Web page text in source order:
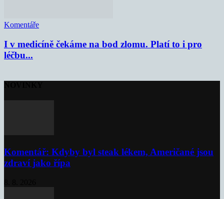
Komentáře
I v medicíně čekáme na bod zlomu. Platí to i pro
léčbu...
Komentář: Kdyby byl steak lékem, Američané jsou
zdraví jako řípa